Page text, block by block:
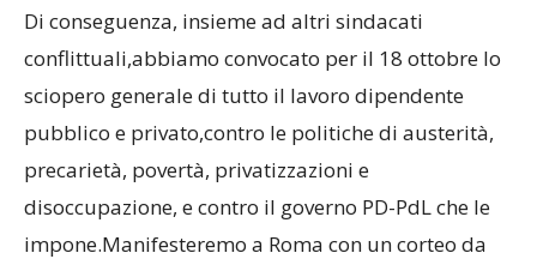
Di conseguenza, insieme ad altri sindacati
conflittuali,abbiamo convocato per il 18 ottobre lo
sciopero generale di tutto il lavoro dipendente
pubblico e privato,contro le politiche di austerità,
precarietà, povertà, privatizzazioni e
disoccupazione, e contro il governo PD-PdL che le
impone.Manifesteremo a Roma con un corteo da